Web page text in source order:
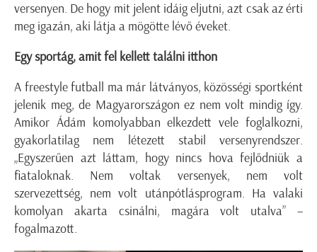
versenyen. De hogy mit jelent idáig eljutni, azt csak az érti
meg igazán, aki látja a mögötte lévő éveket.
Egy sportág, amit fel kellett találni itthon
A freestyle futball ma már látványos, közösségi sportként
jelenik meg, de Magyarországon ez nem volt mindig így.
Amikor Ádám komolyabban elkezdett vele foglalkozni,
gyakorlatilag nem létezett stabil versenyrendszer.
„Egyszerűen azt láttam, hogy nincs hova fejlődniük a
fiataloknak. Nem voltak versenyek, nem volt
szervezettség, nem volt utánpótlásprogram. Ha valaki
komolyan akarta csinálni, magára volt utalva” –
fogalmazott.